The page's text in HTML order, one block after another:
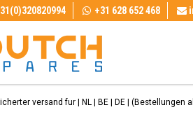
+31 628 652 468
versand fur | NL | BE | DE | (Bestellungen